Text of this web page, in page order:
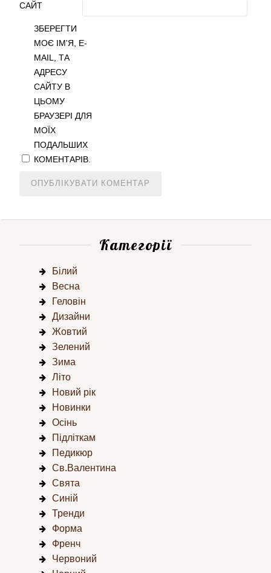
САЙТ
ЗБЕРЕГТИ
МОЄ ІМ'Я, E-
MAIL, ТА
АДРЕСУ
САЙТУ В
ЦЬОМУ
БРАУЗЕРІ ДЛЯ
МОЇХ
ПОДАЛЬШИХ
КОМЕНТАРІВ.
Категорії
Білий
Весна
Геловін
Дизайни
Жовтий
Зелений
Зима
Літо
Новий рік
Новинки
Осінь
Підліткам
Педикюр
Св.Валентина
Свята
Синій
Тренди
Форма
Френч
Червоний